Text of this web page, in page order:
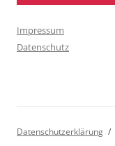
Impressum
Datenschutz
Datenschutzerklärung